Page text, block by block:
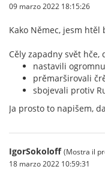
09 marzo 2022 18:15:26
Kako Němec, jesm
Cěly zapadny svět hče,
nastavili
prěmarširovali
sbojevali protiv
Ja prosto to napišem,
IgorSokoloff (Mostra il
18 marzo 2022 10:59:31